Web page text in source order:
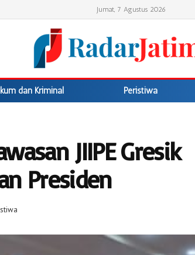
Jumat, 7 Agustus 2026
dan Kriminal Peristiwa
JIIPE Gresik
Presiden